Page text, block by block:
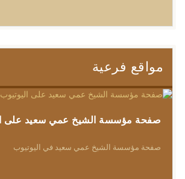
مواقع فرعية
صفحة مؤسسة الشيخ عمي سعيد على
صفحة مؤسسة الشيخ عمي سعيد في اليوتيوب